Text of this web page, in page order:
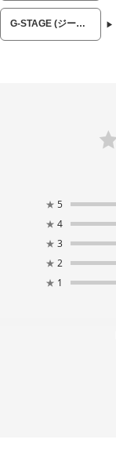
G-STAGE (ジーステージ)
★ 5
★ 4
★ 3
★ 2
★ 1